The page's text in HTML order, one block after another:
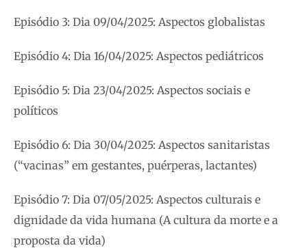
Episódio 3: Dia 09/04/2025: Aspectos globalistas
Episódio 4: Dia 16/04/2025: Aspectos pediátricos
Episódio 5: Dia 23/04/2025: Aspectos sociais e
políticos
Episódio 6: Dia 30/04/2025: Aspectos sanitaristas
(“vacinas” em gestantes, puérperas, lactantes)
Episódio 7: Dia 07/05/2025: Aspectos culturais e
dignidade da vida humana (A cultura da morte e a
proposta da vida)